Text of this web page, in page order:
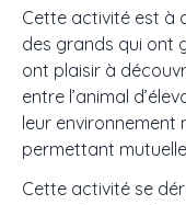
Cette activité est à
des grands qui ont
ont plaisir à
entre l’animal
leur environnement
permettant
Cette activité se